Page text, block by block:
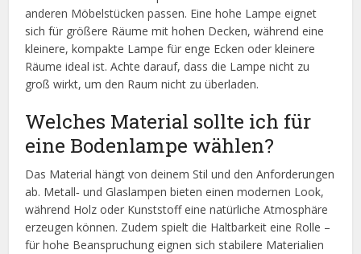
anderen Möbelstücken passen. Eine hohe Lampe eignet
sich für größere Räume mit hohen Decken, während eine
kleinere, kompakte Lampe für enge Ecken oder kleinere
Räume ideal ist. Achte darauf, dass die Lampe nicht zu
groß wirkt, um den Raum nicht zu überladen.
Welches Material sollte ich für
eine Bodenlampe wählen?
Das Material hängt von deinem Stil und den Anforderungen
ab. Metall‑ und Glaslampen bieten einen modernen Look,
während Holz oder Kunststoff eine natürliche Atmosphäre
erzeugen können. Zudem spielt die Haltbarkeit eine Rolle –
für hohe Beanspruchung eignen sich stabilere Materialien